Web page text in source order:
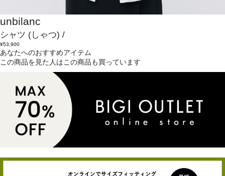
unbilanc
シャツ (しゃつ) /
¥53,900
あなたへのおすすめアイテム
この商品を見た人はこの商品も買っています